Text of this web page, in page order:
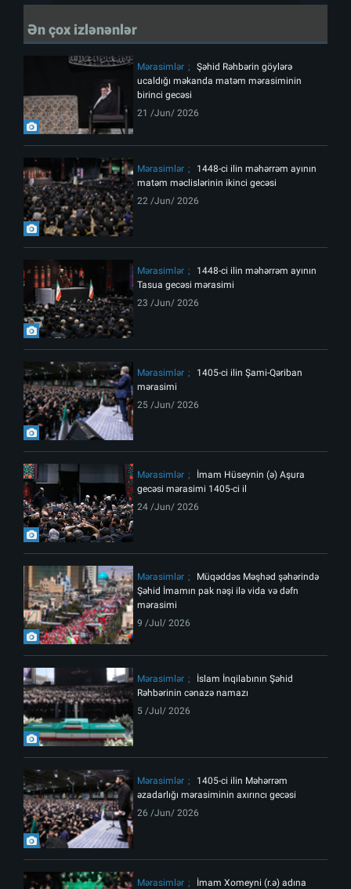
Ən çox izlənənlər
Mərasimlər
Şəhid Rəhbərin göylərə
ucaldığı məkanda matəm mərasiminin
birinci gecəsi
21 /Jun/ 2026
Mərasimlər
1448-ci ilin məhərrəm ayının
matəm məclislərinin ikinci gecəsi
22 /Jun/ 2026
Mərasimlər
1448-ci ilin məhərrəm ayının
Tasua gecəsi mərasimi
23 /Jun/ 2026
Mərasimlər
1405-ci ilin Şami-Qəriban
mərasimi
25 /Jun/ 2026
Mərasimlər
İmam Hüseynin (ə) Aşura
gecəsi mərasimi 1405-ci il
24 /Jun/ 2026
Mərasimlər
Müqəddəs Məşhəd şəhərində
Şəhid İmamın pak nəşi ilə vida və dəfn
mərasimi
9 /Jul/ 2026
Mərasimlər
İslam İnqilabının Şəhid
Rəhbərinin cənazə namazı
5 /Jul/ 2026
Mərasimlər
1405-ci ilin Məhərrəm
əzadarlığı mərasiminin axırıncı gecəsi
26 /Jun/ 2026
Mərasimlər
İmam Xomeyni (r.ə) adına